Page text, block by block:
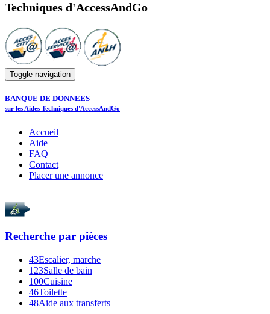
Techniques d'AccessAndGo
Toggle navigation
BANQUE DE DONNEES
sur les Aides Techniques d'AccessAndGo
Accueil
Aide
FAQ
Contact
Placer une annonce
Recherche par pièces
43Escalier, marche
123Salle de bain
100Cuisine
46Toilette
48Aide aux transferts